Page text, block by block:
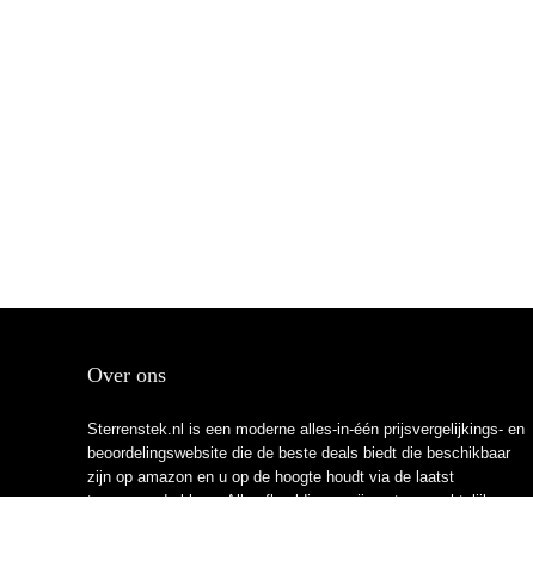
Over ons
Sterrenstek.nl is een moderne alles-in-één prijsvergelijkings- en
beoordelingswebsite die de beste deals biedt die beschikbaar
zijn op amazon en u op de hoogte houdt via de laatst
toegevoegde blogs. Alle afbeeldingen zijn auteursrechtelijk